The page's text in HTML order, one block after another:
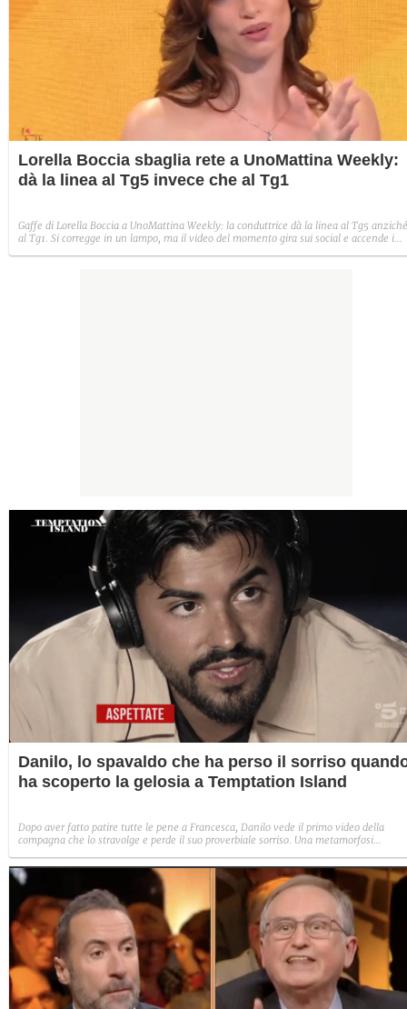
Lorella Boccia sbaglia rete a UnoMattina Weekly:
dà la linea al Tg5 invece che al Tg1
Gaffe di Lorella Boccia a UnoMattina Weekly: la conduttrice dà la linea al Tg5 anziché
al Tg1. Si corregge in un lampo, ma il video del momento gira sui social e accende i
Danilo, lo spavaldo che ha perso il sorriso
ha scoperto la gelosia a Temptation Island
Dopo aver fatto patire tutte le pene a Francesca, Danilo vede il primo video della
compagna che lo stravolge e perde il suo proverbiale sorriso. Una metamorfosi